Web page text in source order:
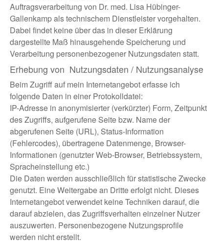
Auftragsverarbeitung von Dr. med. Lisa Hübinger-
Gallenkamp als technischem Dienstleister vorgehalten.
Dabei findet keine über das in dieser Erklärung
dargestellte Maß hinausgehende Speicherung und
Verarbeitung personenbezogener Nutzungsdaten statt.
Erhebung von Nutzungsdaten / Nutzungsanalyse
Beim Zugriff auf mein Internetangebot erfasse ich
folgende Daten in einer Protokolldatei:
IP-Adresse in anonymisierter (verkürzter) Form, Zeitpunkt
des Zugriffs, aufgerufene Seite bzw. Name der
abgerufenen Seite (URL), Status-Information
(Fehlercodes), übertragene Datenmenge, Browser-
Informationen (genutzter Web-Browser, Betriebssystem,
Spracheinstellung etc.)
Die Daten werden ausschließlich für statistische Zwecke
genutzt. Eine Weitergabe an Dritte erfolgt nicht. Dieses
Internetangebot verwendet keine Techniken darauf, die
darauf abzielen, das Zugriffsverhalten einzelner Nutzer
auszuwerten. Personenbezogene Nutzungsprofile
werden nicht erstellt.